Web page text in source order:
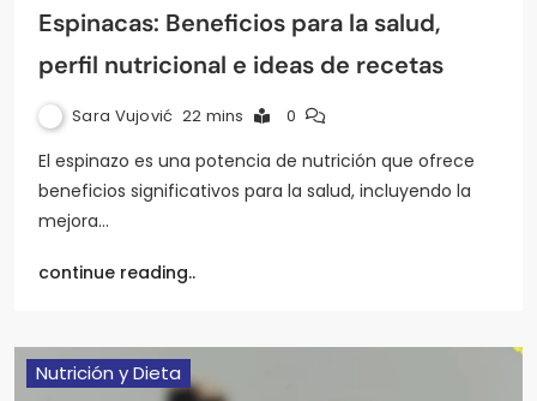
Espinacas: Beneficios para la salud,
perfil nutricional e ideas de recetas
Sara Vujović 22 mins 0
El espinazo es una potencia de nutrición que ofrece
beneficios significativos para la salud, incluyendo la
mejora…
continue reading..
Nutrición y Dieta